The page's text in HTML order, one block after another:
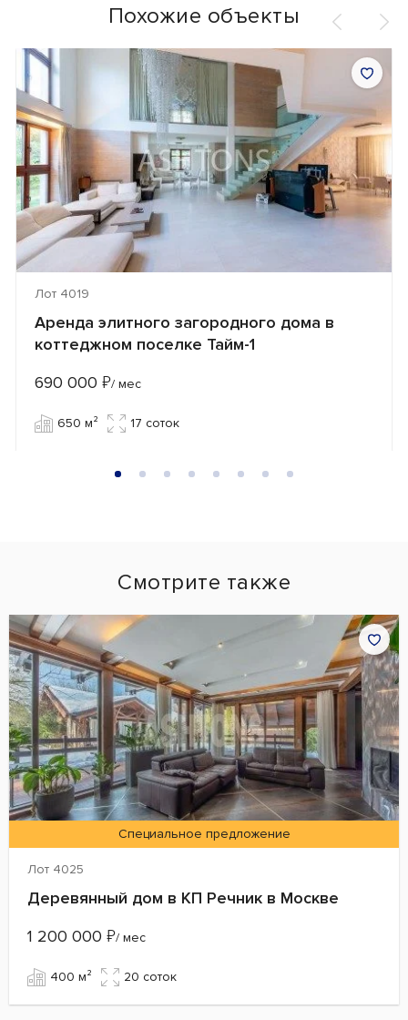
Похожие объекты
Лот 4019
Аренда элитного загородного дома в
коттеджном поселке Тайм-1
690 000 ₽/ мес
650 м² 17 cоток
Смотрите также
Специальное предложение
Лот 4025
Деревянный дом в КП Речник в Москве
1 200 000 ₽/ мес
400 м² 20 cоток